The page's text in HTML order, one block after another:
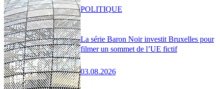
La série Baron Noir investit Bruxelles pour
filmer un sommet de l’UE fictif
03.08.2026
POLITIQUE